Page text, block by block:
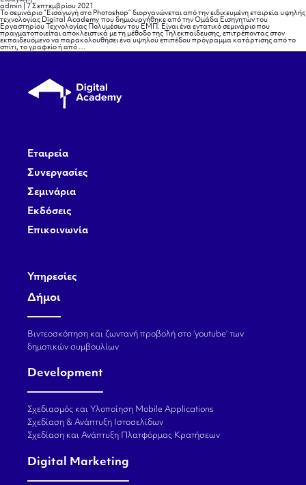
admin
7 Σεπτεμβρίου 2021
Το σεμινάριο “Εισαγωγή στο Photoshop” διοργανώνεται από την ειδικευμένη εταιρεία υψηλής
τεχνολογίας Digital Academy που δημιουργήθηκε από την Ομάδα Εισηγητών του
Εργαστηρίου Τεχνολογίας Πολυμέσων του ΕΜΠ. Είναι ένα εντατικό σεμινάριο που
πραγματοποιείται αποκλειστικά με τη μέθοδο της Τηλεκπαίδευσης, επιτρέποντας στον
εκπαιδευόμενο να παρακολουθήσει ένα υψηλού επιπέδου πρόγραμμα κατάρτισης από το
σπίτι, το γραφείο ή από …
Εταιρεία
Συνεργασίες
Σεμινάρια
Εκδόσεις
Επικοινωνία
Υπηρεσίες
Δήμοι
Βιντεοσκόπηση και ζωντανή προβολή στο ‘youtube’ των
δημοτικών συμβουλίων
Development
Σχεδιασμός και Υλοποίηση Mobile Applications
Σχεδίαση & Ανάπτυξη Ιστοσελίδων
Σχεδίαση και Ανάπτυξη Πλατφόρμας Κρατήσεων
Digital Marketing